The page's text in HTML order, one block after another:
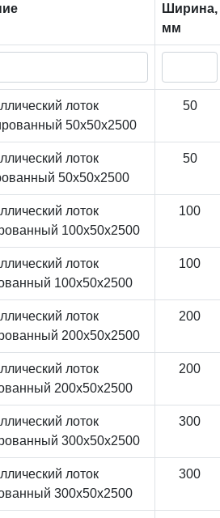
Ширина,
мм
лоток
50x50x2500
50
лоток
50x50x2500
50
лоток
100x50x2500
100
лоток
100x50x2500
100
лоток
200x50x2500
200
лоток
200x50x2500
200
лоток
300x50x2500
300
лоток
300x50x2500
300